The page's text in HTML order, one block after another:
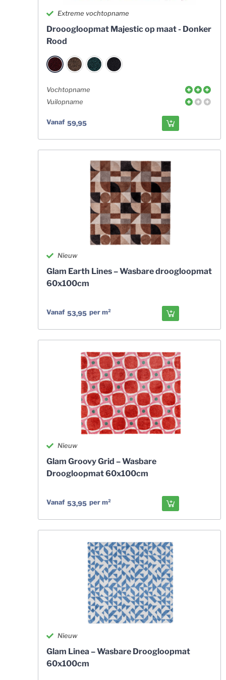
Extreme vochtopname
Drooogloopmat Majestic op maat - Donker
Rood
Vochtopname
Vuilopname
Vanaf 59,95
Nieuw
Glam Earth Lines – Wasbare droogloopmat
60x100cm
Vanaf 53,95 per m²
Nieuw
Glam Groovy Grid – Wasbare
Droogloopmat 60x100cm
Vanaf 53,95 per m²
Nieuw
Glam Linea – Wasbare Droogloopmat
60x100cm